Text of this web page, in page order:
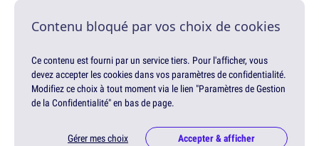
Contenu bloqué par vos choix de cookies
Ce contenu est fourni par un service tiers. Pour l'afficher, vous
devez accepter les cookies dans vos paramètres de confidentialité.
Modifiez ce choix à tout moment via le lien "Paramètres de Gestion
de la Confidentialité" en bas de page.
Gérer mes choix Accepter & afficher